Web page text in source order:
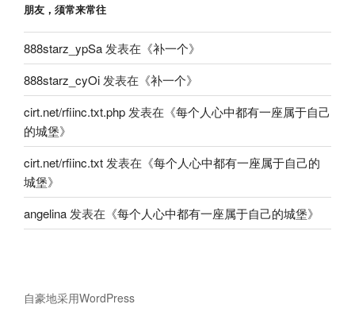
朋友，须常来常往
888starz_ypSa 发表在《补一个》
888starz_cyOi 发表在《补一个》
cirt.net/rfiinc.txt.php 发表在《每个人心中都有一座属于自己
的城堡》
cirt.net/rfiinc.txt 发表在《每个人心中都有一座属于自己的
城堡》
angelina 发表在《每个人心中都有一座属于自己的城堡》
自豪地采用WordPress